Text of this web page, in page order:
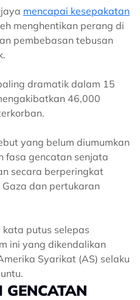
mencapai kesepakatan
menghentikan perang di
pembebasan tebusan
dramatik dalam 15
46,000
yang belum diumumkan
fasa gencatan senjata
secara berperingkat
dan pertukaran
putus selepas
ini yang dikendalikan
Syarikat (AS) selaku